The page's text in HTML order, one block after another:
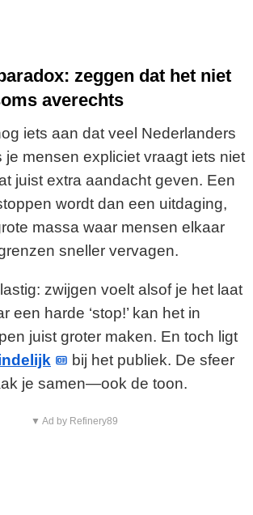
zeggen dat het niet
averechts
iets aan dat veel Nederlanders
je mensen expliciet vraagt iets niet
juist extra aandacht geven. Een
wordt dan een uitdaging,
massa waar mensen elkaar
sneller vervagen.
zwijgen voelt alsof je het laat
een harde ‘stop!’ kan het in
juist groter maken. En toch ligt
bij het publiek. De sfeer
je samen—ook de toon.
▼ Ad by Refinery89